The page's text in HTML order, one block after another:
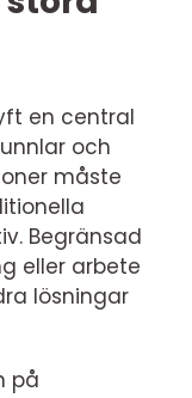
en central
och
måste
Begränsad
eller arbete
lösningar
på